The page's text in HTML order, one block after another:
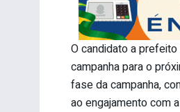
O candidato a
campanha para o
fase da campanha,
ao engajamento com